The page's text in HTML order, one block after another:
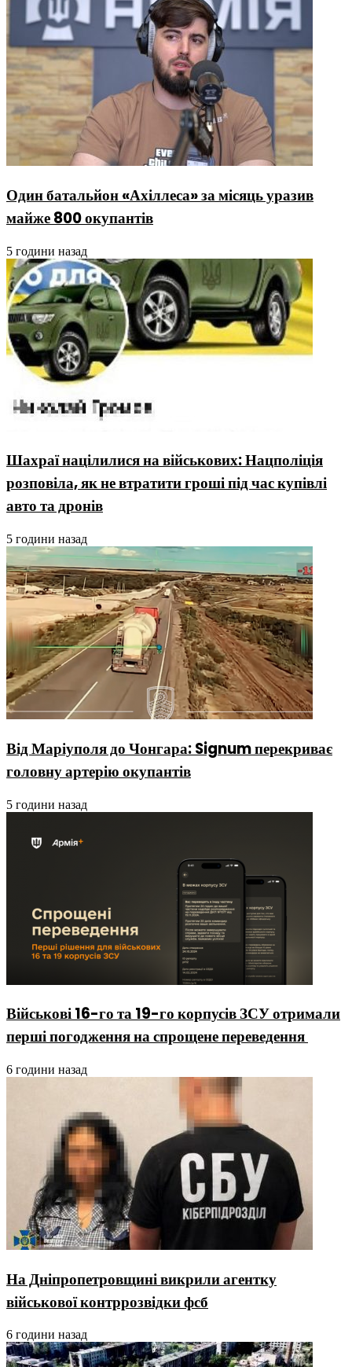
Один батальйон «Ахіллеса» за місяць уразив
майже 800 окупантів
5 години назад
Шахраї націлилися на військових: Нацполіція
розповіла, як не втратити гроші під час купівлі
авто та дронів
5 години назад
Від Маріуполя до Чонгара: Signum перекриває
головну артерію окупантів
5 години назад
Військові 16-го та 19-го корпусів ЗСУ отримали
перші погодження на спрощене переведення
6 години назад
На Дніпропетровщині викрили агентку
військової контррозвідки фсб
6 години назад